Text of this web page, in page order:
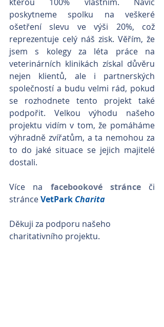
poskytneme spolku na veškeré
ošetření slevu ve výši 20%, což
reprezentuje celý náš zisk. Věřím, že
jsem s kolegy za léta práce na
veterinárních klinikách získal důvěru
nejen klientů, ale i partnerských
společností a budu velmi rád, pokud
se rozhodnete tento projekt také
podpořit. Velkou výhodu našeho
projektu vidím v tom, že pomáháme
výhradně zvířatům, a ta nemohou za
to do jaké situace se jejich majitelé
dostali.
Více na facebookové stránce či
stránce VetPark Charita
Děkuji za podporu našeho
charitativního projektu.